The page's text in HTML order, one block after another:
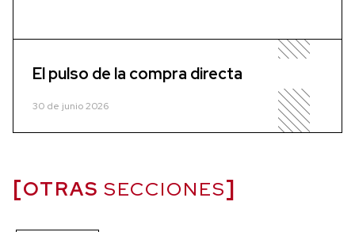
El pulso de la compra directa
30 de junio 2026
OTRAS SECCIONES